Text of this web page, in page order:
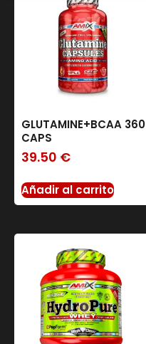
GLUTAMINE+BCAA 360
CAPS
39.50 €
Añadir al carrito